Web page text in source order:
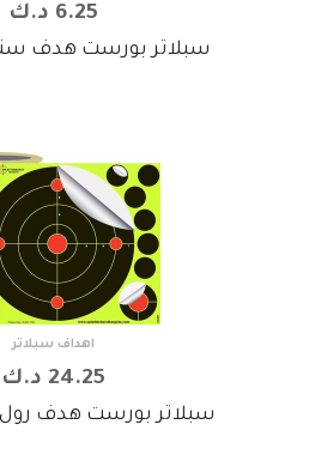
6.25 د.ك
سبلاتر بورست هدف ستيكر 10
اهداف سبلاتر
24.25 د.ك
سبلاتر بورست هدف رول 8" 100 هدف